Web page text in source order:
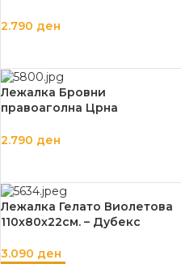
2.790 ден
Лежалка Бровни
правоаголна Црна
2.790 ден
Лежалка Гелато Виолетова
110х80х22см. – Дубекс
3.090 ден